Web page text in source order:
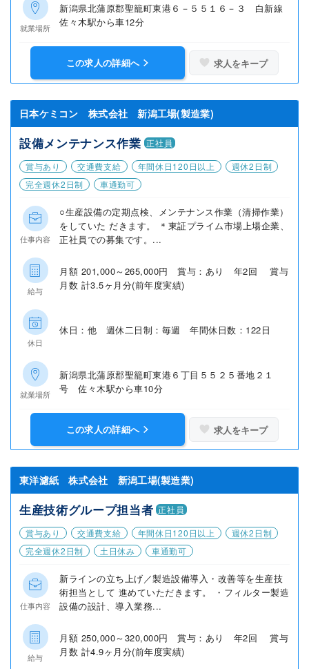
就業場所
新潟県北蒲原郡聖籠町東港６－５５１６－３ 白新線
佐々木駅から車12分
この求人の詳細へ 求人をキープ
日本ケミコン 株式会社 新潟工場(製造業)
設備メンテナンス作業 正社員
賞与あり
交通費支給 年間休日120日以上
週休2日制
完全週休2日制
車通勤可
仕事内容
○生産設備の定期点検、メンテナンス作業（清掃作業）
をしていた だきます。 ＊東証プライム市場上場企業、
正社員での募集です。...
給与
月額 201,000～265,000円 賞与：あり 年2回 賞与
月数 計3.5ヶ月分(前年度実績)
休日
休日：他 週休二日制：毎週 年間休日数：122日
就業場所
新潟県北蒲原郡聖籠町東港６丁目５５２５番地２１
号 佐々木駅から車10分
この求人の詳細へ 求人をキープ
東洋濾紙 株式会社 新潟工場(製造業)
生産技術グループ担当者 正社員
賞与あり
交通費支給 年間休日120日以上
週休2日制
完全週休2日制
土日休み 車通勤可
仕事内容
新ラインの立ち上げ／製造設備導入・改善等を生産技
術担当として 進めていただきます。 ・フィルター製造
設備の設計、導入業務...
給与
月額 250,000～320,000円 賞与：あり 年2回 賞与
月数 計4.9ヶ月分(前年度実績)